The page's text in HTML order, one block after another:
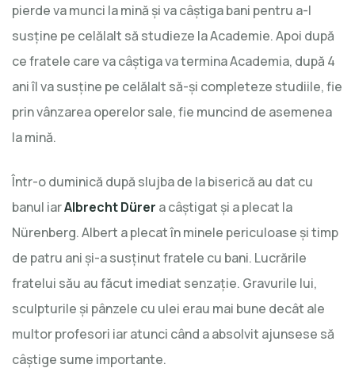
pierde va munci la mină şi va câştiga bani pentru a-l
susţine pe celălalt să studieze la Academie. Apoi după
ce fratele care va câştiga va termina Academia, după 4
ani îl va susţine pe celălalt să-şi completeze studiile, fie
prin vânzarea operelor sale, fie muncind de asemenea
la mină.
Într-o duminică după slujba de la biserică au dat cu
banul iarAlbrecht Dürer a câştigat şi a plecat la
Nürenberg. Albert a plecat în minele periculoase şi timp
de patru ani şi-a susţinut fratele cu bani. Lucrările
fratelui său au făcut imediat senzaţie. Gravurile lui,
sculpturile şi pânzele cu ulei erau mai bune decât ale
multor profesori iar atunci când a absolvit ajunsese să
câştige sume importante.